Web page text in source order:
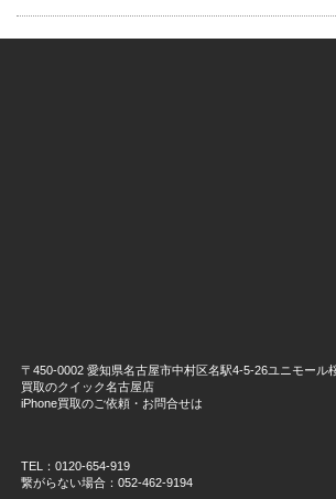
〒450-0002 愛知県名古屋市中村区名駅4-5-26ユニモール
買取のクイック名古屋店
iPhone買取のご依頼・お問合せは
TEL：0120-654-919
繋がらない場合：052-462-9194